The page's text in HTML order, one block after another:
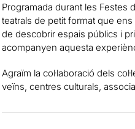
Programada durant les Festes
teatrals de petit format que
de descobrir espais públics i
acompanyen aquesta
Agraïm la col·laboració dels
veïns, centres culturals,